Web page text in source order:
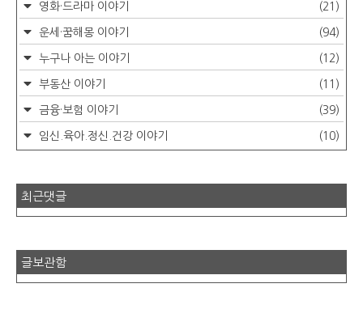
영화·드라마 이야기 (21)
운세·꿈해몽 이야기 (94)
누구나 아는 이야기 (12)
부동산 이야기 (11)
금융·보험 이야기 (39)
임신.육아.정신.건강 이야기 (10)
최근댓글
글보관함